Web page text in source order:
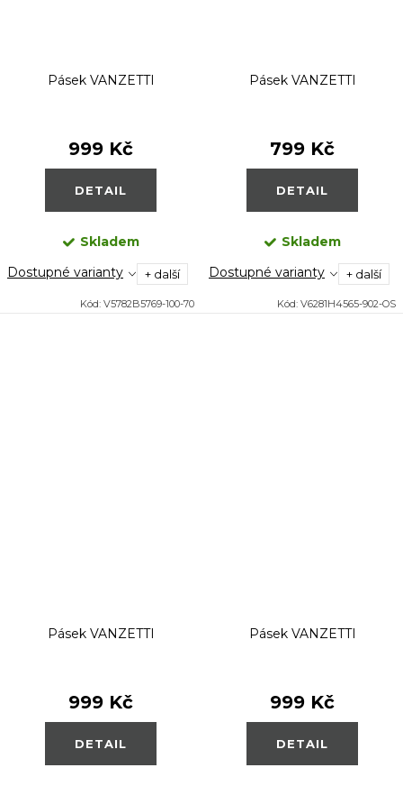
Pásek VANZETTI
999 Kč
DETAIL
Skladem
Dostupné varianty
+ další
Kód: V5782B5769-100-70
Pásek VANZETTI
799 Kč
DETAIL
Skladem
Dostupné varianty
+ další
Kód: V6281H4565-902-OS
Pásek VANZETTI
999 Kč
DETAIL
Pásek VANZETTI
999 Kč
DETAIL